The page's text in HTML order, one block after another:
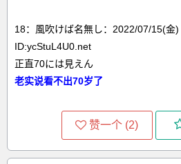
18：風吹けば名無し：2022/07/15(金
ID:ycStuL4U0.net
正直70には見えん
老实说看不出70岁了
赞一个 (2)